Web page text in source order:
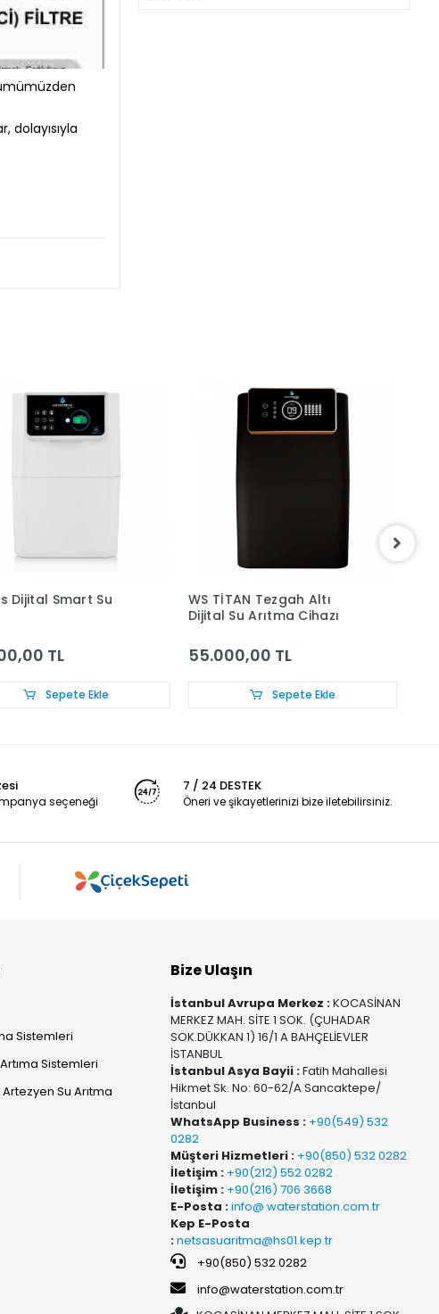
dolayısıyla
Dijital Smart Su
TL
Sepete Ekle
WS TİTAN Tezgah Altı
Dijital Su Arıtma Cihazı
55.000,00 TL
Sepete Ekle
seçeneği
7 / 24 DESTEK
Öneri ve şikayetlerinizi bize iletebilirsiniz.
Sistemleri
Sistemleri
Su Arıtma
Bize Ulaşın
İstanbul Avrupa Merkez :KOCASİNAN
MERKEZ MAH. SİTE 1 SOK. (ÇUHADAR
SOK.DÜKKAN 1) 16/1 A BAHÇELİEVLER
İSTANBUL
İstanbul Asya Bayii :Fatih Mahallesi
Hikmet Sk. No: 60-62/A Sancaktepe/
İstanbul
WhatsApp Business : +90(549) 532
0282
Müşteri Hizmetleri : +90(850) 532 0282
İletişim : +90(212) 552 0282
İletişim : +90(216) 706 3668
E-Posta :info@ waterstation.com.tr
Kep E-Posta
:netsasuaritma@hs01.kep.tr
+90(850) 532 0282
info@waterstation.com.tr